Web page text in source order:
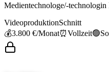
Medientechnologe/-
VideoproduktionSchnitt
💰3.800 €/Monat⏰Vollzeit🟢